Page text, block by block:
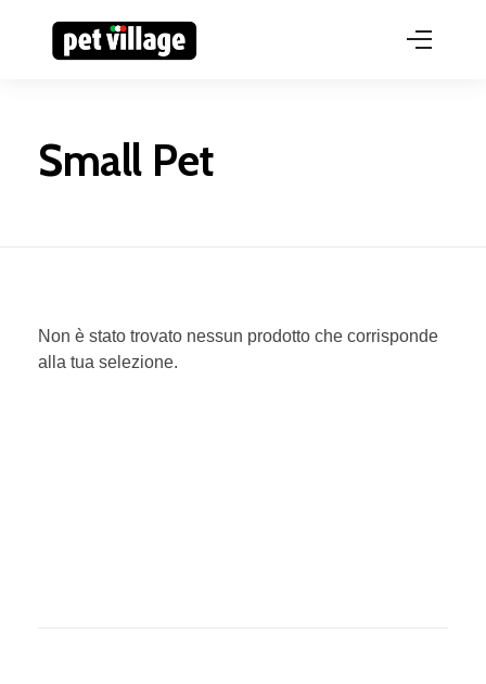
Small Pet
Non è stato trovato nessun prodotto che corrisponde
alla tua selezione.